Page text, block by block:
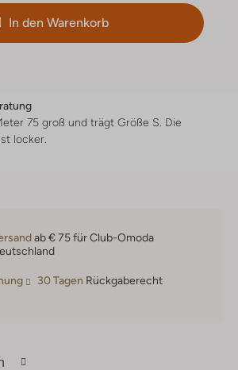
In den Warenkorb
75 groß und trägt Größe S. Die
locker
ab € 75 für Club-Omoda
30 Tagen Rückgaberecht